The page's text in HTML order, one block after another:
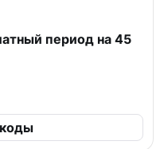
период на 45